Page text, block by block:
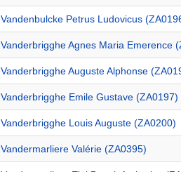
Vandenbulcke Petrus Ludovicus
Vanderbrigghe Agnes Maria Emerence
Vanderbrigghe Auguste Alphonse
Vanderbrigghe Emile Gustave (ZA0197)
Vanderbrigghe Louis Auguste (ZA0200)
Vandermarliere Valérie (ZA0395)